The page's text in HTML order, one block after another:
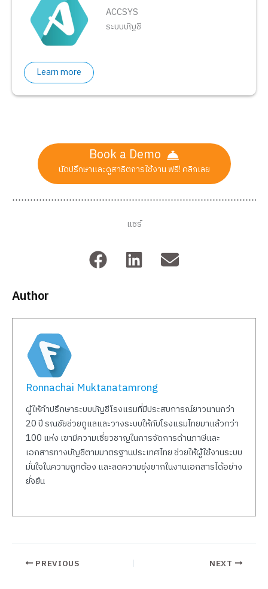
ACCSYS
ระบบบัญชี
Learn more
Book a Demo
นัดปรึกษาและดูสาธิตการใช้งาน ฟรี! คลิกเลย
แชร์
Author
Ronnachai Muktanatamrong
ผู้ให้คำปรึกษาระบบบัญชีโรงแรมที่มีประสบการณ์ยาวนานกว่า
20 ปี รณชัยช่วยดูแลและวางระบบให้กับโรงแรมไทยมาแล้วกว่า
100 แห่ง เขามีความเชี่ยวชาญในการจัดการด้านภาษีและ
เอกสารทางบัญชีตามมาตรฐานประเทศไทย ช่วยให้ผู้ใช้งานระบบ
มั่นใจในความถูกต้อง และลดความยุ่งยากในงานเอกสารได้อย่าง
ยั่งยืน
PREVIOUS NEXT